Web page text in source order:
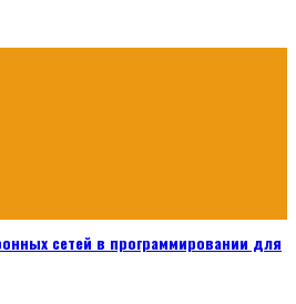
сетей в программировании для